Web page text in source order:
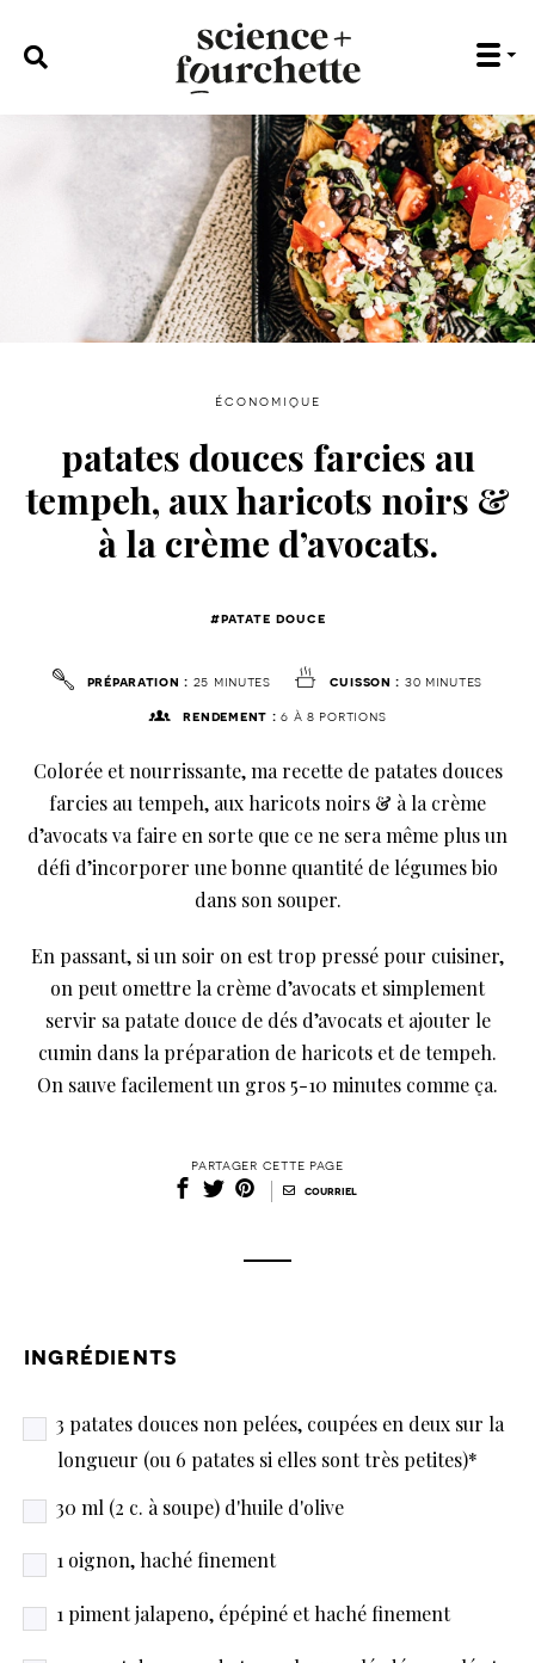
rechercher :
économique
patates douces farcies au
tempeh, aux haricots noirs &
à la crème d’avocats.
#patate douce
préparation : 25 minutes cuisson : 30 minutes
rendement : 6 à 8 portions
Colorée et nourrissante, ma recette de patates douces
farcies au tempeh, aux haricots noirs & à la crème
d’avocats va faire en sorte que ce ne sera même plus un
défi d’incorporer une bonne quantité de légumes bio
dans son souper.
En passant, si un soir on est trop pressé pour cuisiner,
on peut omettre la crème d’avocats et simplement
servir sa patate douce de dés d’avocats et ajouter le
cumin dans la préparation de haricots et de tempeh.
On sauve facilement un gros 5-10 minutes comme ça.
partager cette page
courriel
ingrédients
3 patates douces non pelées, coupées en deux sur la
longueur (ou 6 patates si elles sont très petites)*
30 ml (2 c. à soupe) d'huile d'olive
1 oignon, haché finement
1 piment jalapeno, épépiné et haché finement